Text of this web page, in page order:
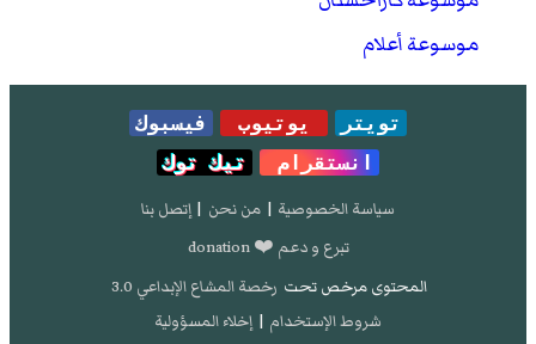
موسوعة أعلام
تويتر يوتيوب
فيسبوك
انستقرام
تيك توك
سياسة الخصوصية | من نحن | إتصل بنا
تبرع و دعم ❤️ donation
المحتوى مرخص تحت رخصة المشاع الإبداعي 3.0
شروط الإستخدام | إخلاء المسؤولية